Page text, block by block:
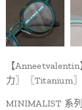
【
力〗〖Titanium〗
MINIMALIST 系列